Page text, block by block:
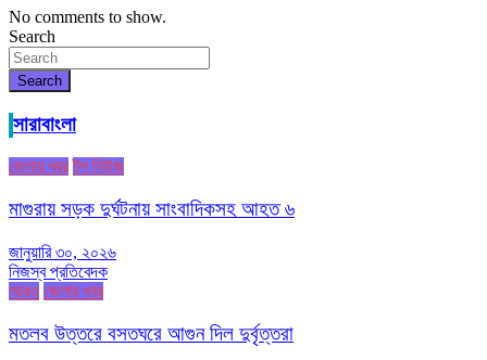
No comments to show.
Search
Search
সারাবাংলা
জেলার খবর টপ নিউজ
মাগুরায় সড়ক দুর্ঘটনায় সাংবাদিকসহ আহত ৬
জানুয়ারি ৩০, ২০২৬
নিজস্ব প্রতিবেদক
আরও জেলার খবর
মতলব উত্তরে বসতঘরে আগুন দিল দুর্বৃত্তরা